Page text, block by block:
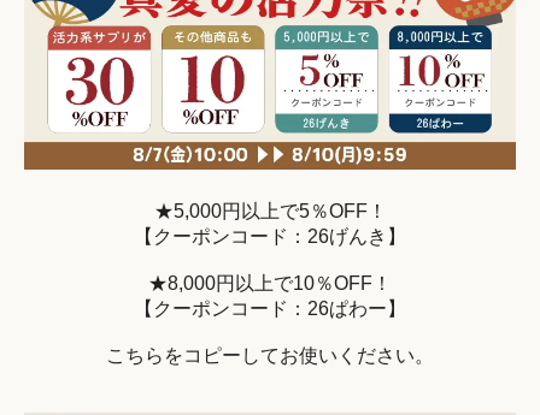
★5,000円以上で5％OFF！
【クーポンコード：26げんき】
★8,000円以上で10％OFF！
【クーポンコード：26ぱわー】
こちらをコピーしてお使いください。